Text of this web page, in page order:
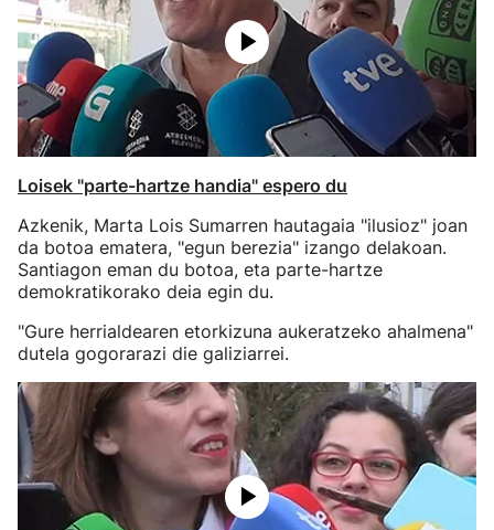
Loisek "parte-hartze handia" espero du
Azkenik, Marta Lois Sumarren hautagaia "ilusioz" joan
da botoa ematera, "egun berezia" izango delakoan.
Santiagon eman du botoa, eta parte-hartze
demokratikorako deia egin du.
"Gure herrialdearen etorkizuna aukeratzeko ahalmena"
dutela gogorarazi die galiziarrei.